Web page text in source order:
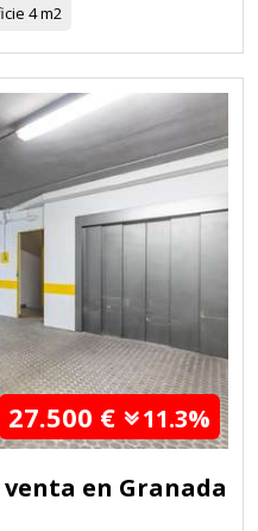
4 m2
27.500 € 11.3%
en Granada